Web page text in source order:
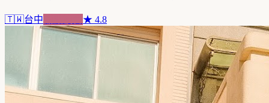
🇹🇼台中 ★ 4.8